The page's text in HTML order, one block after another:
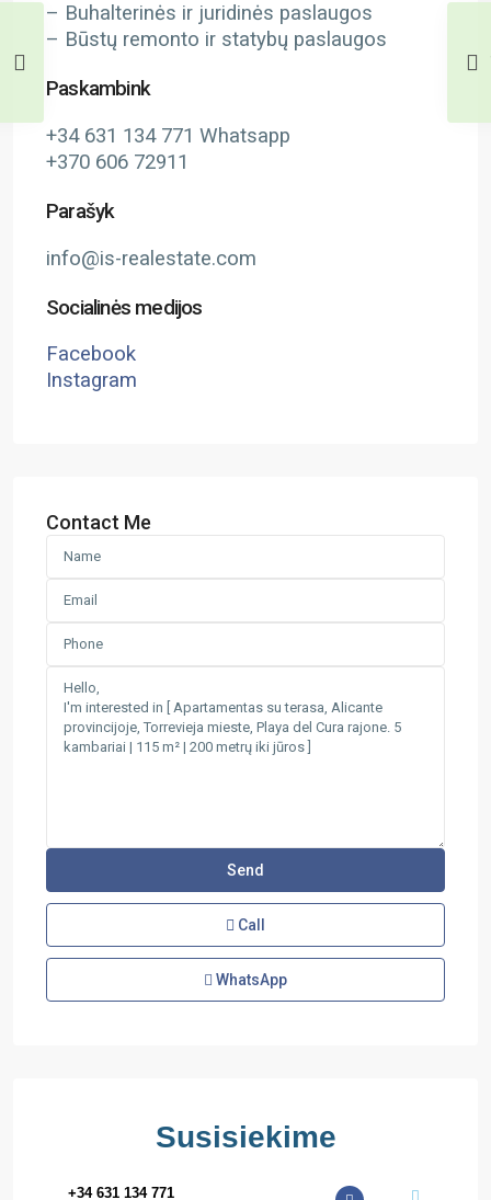
– Buhalterinės ir juridinės paslaugos
– Būstų remonto ir statybų paslaugos
Paskambink
+34 631 134 771 Whatsapp
+370 606 72911
Parašyk
info@is-realestate.com
Socialinės medijos
Facebook
Instagram
Contact Me
Call
WhatsApp
Susisiekime
+34 631 134 771